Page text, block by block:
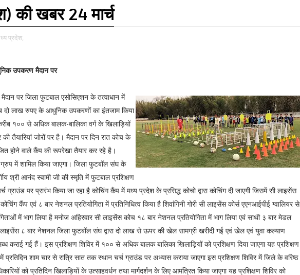
की खबर 24 मार्च
प्रदेश,
उपकरण मैदान पर
पर जिला फुटबाल एसोसिएशन के तत्वाधान में
दो लाख रुपए के आधुनिक उपकरणों का इंतजाम किया
१०० से अधिक बालक-बालिका वर्ग के खिलाड़ियों
तैयारियां जोरों पर है। मैदान पर दिन रात कोच के
होने वाले कैंप की रूपरेखा तैयार कर रहे है।
ग्रुप में शामिल किया जाएगा। जिला फुटबॉल संघ के
श्री आनंद स्वामी जी की स्मृति में फुटबाल प्रशिक्षण
ग्राउंड पर प्रारंभ किया जा रहा है कोचिंग कैंप में मध्य प्रदेश के प्रसिद्ध कोचो द्वारा कोचिंग दी जाएगी जिसमें सी लाइसेंस
कैंप एवं ८ बार नेशनल प्रतियोगिता में प्रतिनिधित्व किया है शिवांगिनी गोरी सी लाइसेंस कोर्स एएनआईपीई ग्वालियर से
में भाग लिया है मनोज अहिरवार सी लाइसेंस कोच १८ बार नेशनल प्रतियोगिता में भाग लिया एवं साथी ३ बार मेडल
लाइसेंस ८ बार नेशनल जिला फुटबॉल संघ द्वारा दो लाख से ऊपर की खेल सामग्री खरीदी गई एवं खेल एवं युवा कल्याण
कराई गई हैं। इस प्रशिक्षण शिविर में १०० से अधिक बालक बालिका खिलाड़ियों को प्रशिक्षण दिया जाएगा यह प्रशिक्षण
शाम चार से रात्रि सात तक स्थान चर्च ग्राउंड पर अभ्यास कराया जाएगा इस प्रशिक्षण शिविर में जिले के वरिष्ठ
को प्रतिदिन खिलाड़ियों के उत्साहवर्धन तथा मार्गदर्शन के लिए आमंत्रित किया जाएगा यह प्रशिक्षण शिविर को